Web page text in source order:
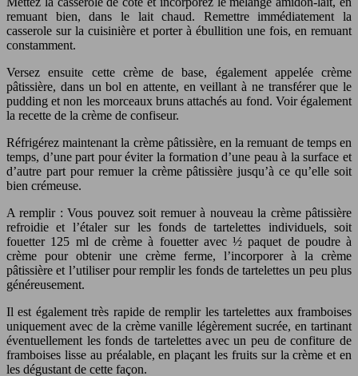
remuant bien, dans le lait chaud. Remettre immédiatement la
casserole sur la cuisinière et porter à ébullition une fois, en remuant
constamment.
Versez ensuite cette crème de base, également appelée crème
pâtissière, dans un bol en attente, en veillant à ne transférer que le
pudding et non les morceaux bruns attachés au fond. Voir également
la recette de la crème de confiseur.
Réfrigérez maintenant la crème pâtissière, en la remuant de temps en
temps, d’une part pour éviter la formation d’une peau à la surface et
d’autre part pour remuer la crème pâtissière jusqu’à ce qu’elle soit
bien crémeuse.
A remplir : Vous pouvez soit remuer à nouveau la crème pâtissière
refroidie et l’étaler sur les fonds de tartelettes individuels, soit
fouetter 125 ml de crème à fouetter avec ½ paquet de poudre à
crème pour obtenir une crème ferme, l’incorporer à la crème
pâtissière et l’utiliser pour remplir les fonds de tartelettes un peu plus
généreusement.
Il est également très rapide de remplir les tartelettes aux framboises
uniquement avec de la crème vanille légèrement sucrée, en tartinant
éventuellement les fonds de tartelettes avec un peu de confiture de
framboises lisse au préalable, en plaçant les fruits sur la crème et en
les dégustant de cette façon.